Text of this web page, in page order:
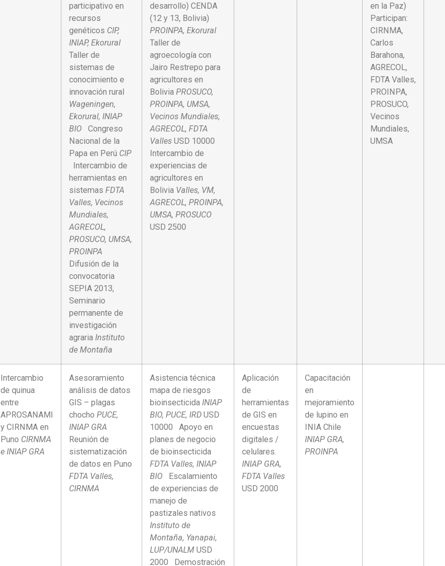
participativo en
recursos
genéticos CIP,
INIAP, Ekorural
Taller de
sistemas de
conocimiento e
innovación rural
Wageningen,
Ekorural, INIAP
BIO
Congreso
Nacional de la
Papa en Perú CIP
Intercambio de
herramientas en
sistemas FDTA
Valles, Vecinos
Mundiales,
AGRECOL,
PROSUCO, UMSA,
PROINPA
Difusión de la
convocatoria
SEPIA 2013,
Seminario
permanente de
investigación
agraria Instituto
de Montaña
desarrollo) CENDA
(12 y 13, Bolivia)
PROINPA, Ekorural
Taller de
agroecología con
Jairo Restrepo para
agricultores en
Bolivia PROSUCO,
PROINPA, UMSA,
Vecinos Mundiales,
AGRECOL, FDTA
Valles USD 10000
Intercambio de
experiencias de
agricultores en
Bolivia Valles, VM,
AGRECOL, PROINPA,
UMSA, PROSUCO
USD 2500
en la Paz)
Participan:
CIRNMA,
Carlos
Barahona,
AGRECOL,
FDTA Valles,
PROINPA,
PROSUCO,
Vecinos
Mundiales,
UMSA
Intercambio
de quinua
entre
APROSANAMI
y CIRNMA en
Puno CIRNMA
e INIAP GRA
Asesoramiento
análisis de datos
GIS – plagas
chocho PUCE,
INIAP GRA
Reunión de
sistematización
de datos en Puno
FDTA Valles,
CIRNMA
Asistencia técnica
mapa de riesgos
bioinsecticida INIAP
BIO, PUCE, IRD USD
10000 Apoyo en
planes de negocio
de bioinsecticida
FDTA Valles, INIAP
BIO
Escalamiento
de experiencias de
manejo de
pastizales nativos
Instituto de
Montaña, Yanapai,
LUP/UNALM USD
2000
Demostración
Aplicación
de
herramientas
de GIS en
encuestas
digitales /
celulares.
INIAP GRA,
FDTA Valles
USD 2000
Capacitación
en
mejoramiento
de lupino en
INIA Chile
INIAP GRA,
PROINPA